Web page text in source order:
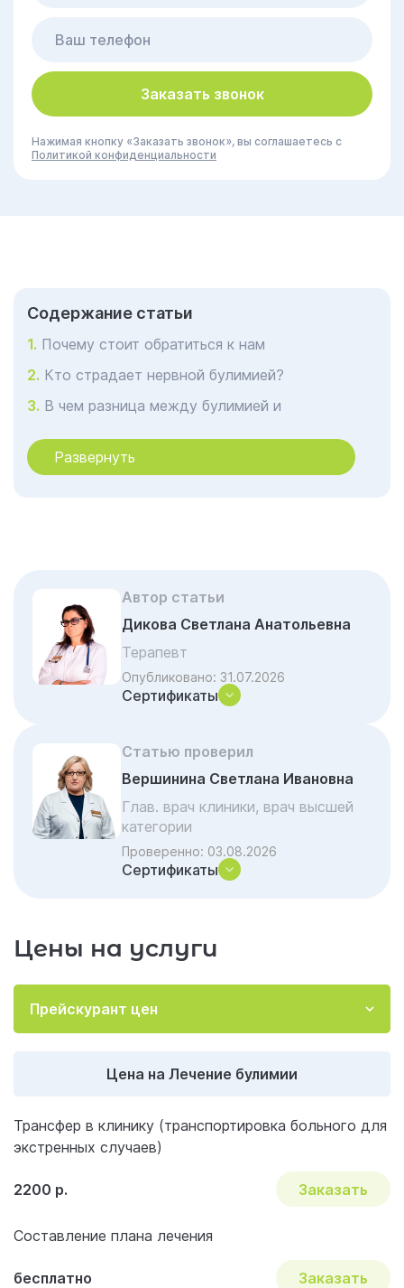
Заказать звонок
Нажимая кнопку «Заказать звонок», вы соглашаетесь с
Политикой конфиденциальности
Cодержание статьи
Почему стоит обратиться к нам
Кто страдает нервной булимией?
В чем разница между булимией и
В чем разница между нервной булимией и
расстройством переедания?
Диагностика и тесты булимии в
Нижнекамске в клинике Гармония
Управление и лечение в Нижнекамске в
клинике Гармония
Профилактика
Когда следует обратиться за помощью?
Биологические последствия «очищения»
Комплексная терапия в «Гармонии»
Когда помощь нужна немедленно
Самолечение vs Профессиональная
помощь
отсрочки»
Акции и скидки на лечение
Развернуть
Автор статьи
Дикова Светлана Анатольевна
Терапевт
Опубликовано: 31.07.2026
Сертификаты
Статью проверил
Вершинина Светлана Ивановна
Глав. врач клиники, врач высшей
категории
Проверенно: 03.08.2026
Сертификаты
Цены на услуги
Прейскурант цен
Цена на Лечение булимии
Трансфер в клинику (транспортировка больного для
экстренных случаев)
2200 р. Заказать
Составление плана лечения
бесплатно Заказать